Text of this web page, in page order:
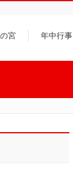
宮 年中行事